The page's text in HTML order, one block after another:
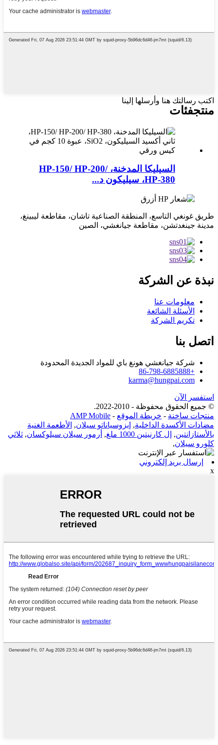
اكتب رسالتك هنا وأرسلها إلينا
منتجفئات
السيليكا المدخنة، HP-150/ HP-200/
HP-380، سيليكون د...
طريق غونغي التاسع، المنطقة الصناعية تاشان، مقاطعة ليبينغ،
مدينة جينغدتشن، مقاطعة جيانغشي، الصين
نبذة عن الشركة
معلومات عنا
الأسئلة الشائعة
تكريم الشركة
اتصل بنا
شركة جيانغشي هونغ باي للمواد الجديدة المحدودة
+86-798-6885888
karma@hungpai.com
استفسر الآن
© جميع الحقوق محفوظة - 2010-2022.
منتجات ساخنة - خريطة الموقع -
AMP Mobile
مضادات الأكسدة الداخلية, إيزوسياناتو سيلان, الأطعمة الغنية
بالأستازانتين, إل كارنيتين 1000 ملغ , أرمور سيلان سيلوكسان, ثلاثي
كلورو سيلان,
إرسال بريد إلكتروني
x